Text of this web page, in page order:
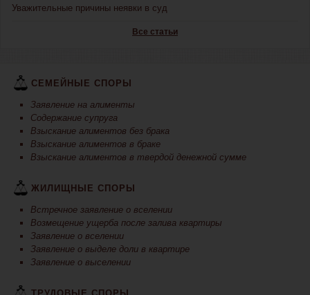
Уважительные причины неявки в суд
Все статьи
СЕМЕЙНЫЕ СПОРЫ
Заявление на алименты
Содержание супруга
Взыскание алиментов без брака
Взыскание алиментов в браке
Взыскание алиментов в твердой денежной сумме
ЖИЛИЩНЫЕ СПОРЫ
Встречное заявление о вселении
Возмещение ущерба после залива квартиры
Заявление о вселении
Заявление о выделе доли в квартире
Заявление о выселении